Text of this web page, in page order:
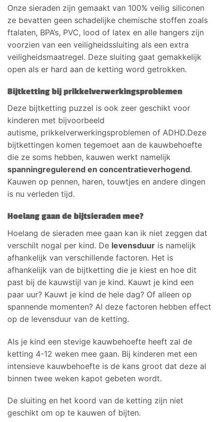
Onze sieraden zijn gemaakt van 100% veilig siliconen
ze bevatten geen schadelijke chemische stoffen zoals
ftalaten, BPA’s, PVC, lood of latex en alle hangers zijn
voorzien van een veiligheidssluiting als een extra
veiligheidsmaatregel. Deze sluiting gaat gemakkelijk
open als er hard aan de ketting word getrokken.
Bijtketting bij prikkelverwerkingsproblemen
Deze bijtketting puzzel is ook zeer geschikt voor
kinderen met bijvoorbeeld
autisme, prikkelverwerkingsproblemen of ADHD.Deze
bijtkettingen komen tegemoet aan de kauwbehoefte
die ze soms hebben, kauwen werkt namelijk
spanningregulerend en concentratieverhogend.
Kauwen op pennen, haren, touwtjes en andere dingen
is nu verleden tijd.
Hoelang gaan de bijtsieraden mee?
Hoelang de sieraden mee gaan kan ik niet zeggen dat
verschilt nogal per kind. De levensduur is namelijk
afhankelijk van verschillende factoren. Het is
afhankelijk van de bijtketting die je kiest en hoe dit
past bij de kauwstijl van je kind. Kauwt je kind een
paar uur? Kauwt je kind de hele dag? Of alleen op
spannende momenten? Al deze factoren hebben effect
op de levensduur van de ketting.
Als je kind een stevige kauwbehoefte heeft zal de
ketting 4-12 weken mee gaan. Bij kinderen met een
intensieve kauwbehoefte is de kans groot dat deze al
binnen twee weken kapot gebeten wordt.
De sluiting en het koord van de ketting zijn niet
geschikt om op te kauwen of bijten.